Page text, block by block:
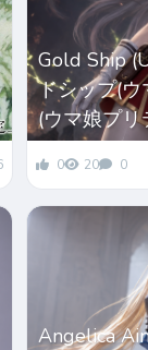
Gold Ship
ドシップ(
(ウマ娘プ
0 20 0
Angelica